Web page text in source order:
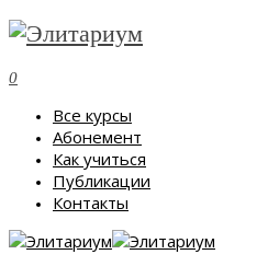
0
Все курсы
Абонемент
Как учиться
Публикации
Контакты